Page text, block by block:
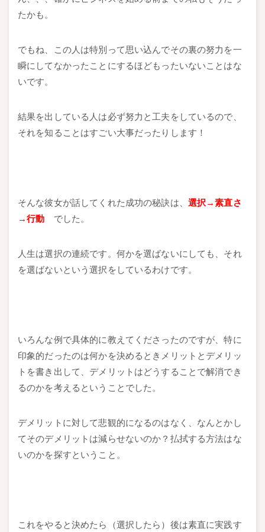
たかも。
でもね、この人は特別って思い込んでその裏の努力を一
瞬にしてなかったことにするほどもったいないことはな
いです。
結果を出している人は必ず努力と工夫をしているので、
それを知ることはすごい大事だったりします！
そんな彼女が話してくれた成功の秘訣は、 選択→素直さ
→行動 でした。
人生は選択の連続です。何かを選ばないにしても、それ
を選ばないという選択をしているわけです。
いろんな例で具体的に教えてくださったのですが、特に
印象的だったのは何かを決めるときメリットとデメリッ
トを書き出して、デメリットはどうすることで解消でき
るのかを考えるということでした。
デメリットに対して悲観的になるのはなく、なんとかし
てそのデメリットは減らせないのか？払拭する方法はな
いのかを探すということ。
これをやると決めたら（選択したら）後は素直に実践す